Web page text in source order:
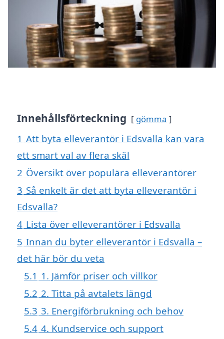
Innehållsförteckning gömma
1 Att byta elleverantör i Edsvalla kan vara
ett smart val av flera skäl
2 Översikt över populära elleverantörer
3 Så enkelt är det att byta elleverantör i
Edsvalla?
4 Lista över elleverantörer i Edsvalla
5 Innan du byter elleverantör i Edsvalla –
det här bör du veta
5.1 1. Jämför priser och villkor
5.2 2. Titta på avtalets längd
5.3 3. Energiförbrukning och behov
5.4 4. Kundservice och support